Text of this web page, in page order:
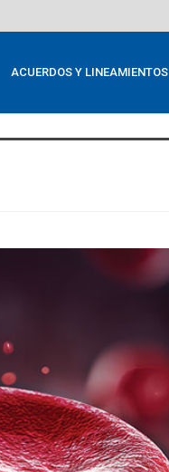
ACUERDOS Y LINEAMIENTOS